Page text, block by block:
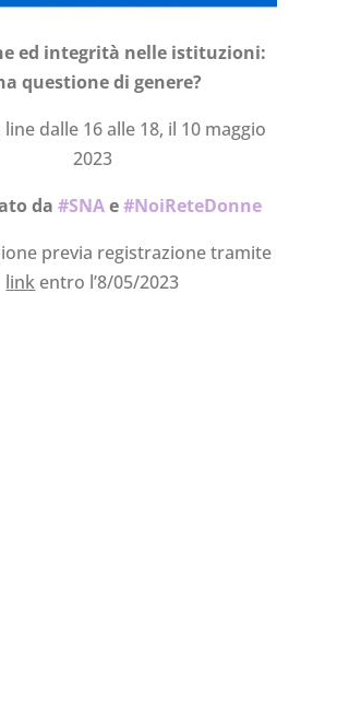
ed integrità nelle istituzioni:
questione di genere?
dalle 16 alle 18, il 10 maggio
2023
da #SNAe#NoiReteDonne
previa registrazione tramite
link entro l’8/05/2023